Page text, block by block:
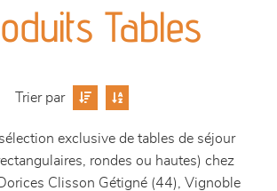
dressing
Tables
Trier par
exclusive de tables de séjour
rondes ou hautes) chez
Clisson Gétigné (44), Vignoble